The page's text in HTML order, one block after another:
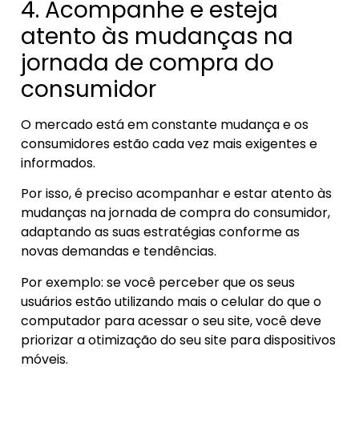
4. Acompanhe e esteja
atento às mudanças na
jornada de compra do
consumidor
O mercado está em constante mudança e os
consumidores estão cada vez mais exigentes e
informados.
Por isso, é preciso acompanhar e estar atento às
mudanças na jornada de compra do consumidor,
adaptando as suas estratégias conforme as
novas demandas e tendências.
Por exemplo: se você perceber que os seus
usuários estão utilizando mais o celular do que o
computador para acessar o seu site, você deve
priorizar a otimização do seu site para dispositivos
móveis.